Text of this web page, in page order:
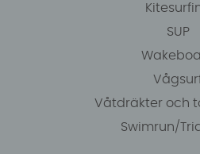
SUP
Våtdräkter och
Swimrun/